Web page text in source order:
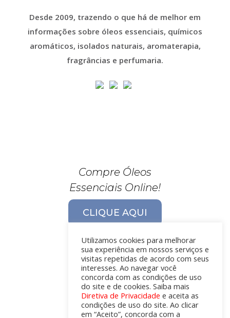
Desde 2009, trazendo o que há de melhor em
informações sobre óleos essenciais, químicos
aromáticos, isolados naturais, aromaterapia,
fragrâncias e perfumaria.
Compre Óleos
Essenciais Online!
CLIQUE AQUI
Utilizamos cookies para melhorar
sua experiência em nossos serviços e
visitas repetidas de acordo com seus
interesses. Ao navegar você
concorda com as condições de uso
do site e de cookies. Saiba mais
Diretiva de Privacidade e aceita as
condições de uso do site. Ao clicar
em “Aceito”, concorda com a